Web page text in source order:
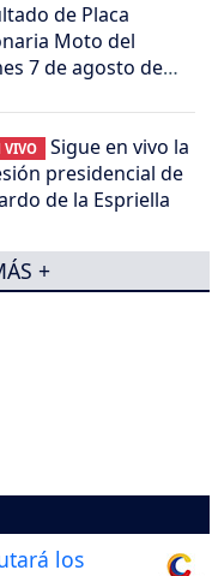
de Placa
Moto del
7 de agosto de
VIVO
Sigue en vivo la
presidencial de
de la Espriella
+